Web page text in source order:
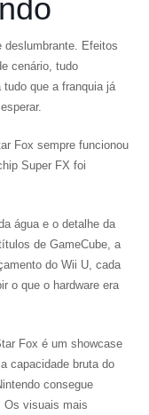
deslumbrante. Efeitos
cenário, tudo
que a franquia já
Fox sempre funcionou
Super FX foi
água e o detalhe da
de GameCube, a
do Wii U, cada
o que o hardware era
Fox é um showcase
capacidade bruta do
consegue
Os visuais mais